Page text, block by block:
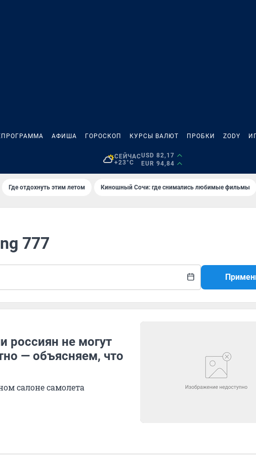
АФИША ГОРОСКОП КУРСЫ ВАЛЮТ ПРОБКИ ZODY
СЕЙЧАС
+23°C
USD 82,17
EUR 94,84
Где отдохнуть этим летом Киношный Сочи: где снимались любимые фильмы
777
россиян не могут
— объясняем, что
салоне самолета